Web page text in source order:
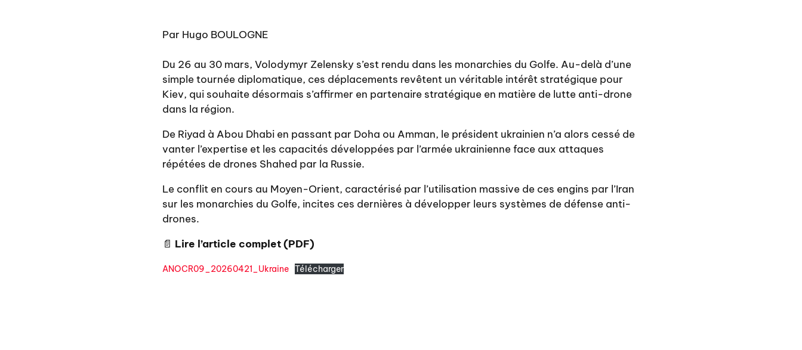
Par Hugo BOULOGNE
Du 26 au 30 mars, Volodymyr Zelensky s’est rendu dans les monarchies du Golfe. Au-delà d’une
simple tournée diplomatique, ces déplacements revêtent un véritable intérêt stratégique pour
Kiev, qui souhaite désormais s’affirmer en partenaire stratégique en matière de lutte anti-drone
dans la région.
De Riyad à Abou Dhabi en passant par Doha ou Amman, le président ukrainien n’a alors cessé de
vanter l’expertise et les capacités développées par l’armée ukrainienne face aux attaques
répétées de drones Shahed par la Russie.
Le conflit en cours au Moyen-Orient, caractérisé par l’utilisation massive de ces engins par l’Iran
sur les monarchies du Golfe, incites ces dernières à développer leurs systèmes de défense anti-
drones.
📄 Lire l’article complet (PDF)
ANOCR09_20260421_Ukraine Télécharger